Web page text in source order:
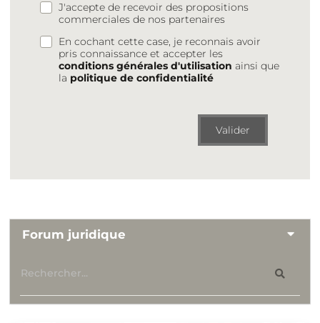
J'accepte de recevoir des propositions
commerciales de nos partenaires
En cochant cette case, je reconnais avoir
pris connaissance et accepter les
conditions générales d'utilisation ainsi que
la politique de confidentialité
Valider
Forum juridique